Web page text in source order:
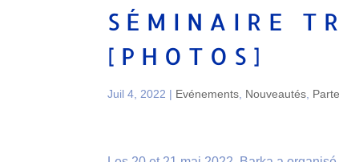
SÉMINAIRE
[PHOTOS]
Juil 4, 2022 | Evénements Nouveautés